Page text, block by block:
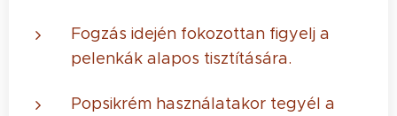
Fogzás idején fokozottan figyelj a
pelenkák alapos tisztítására.
Popsikrém használatakor tegyél a